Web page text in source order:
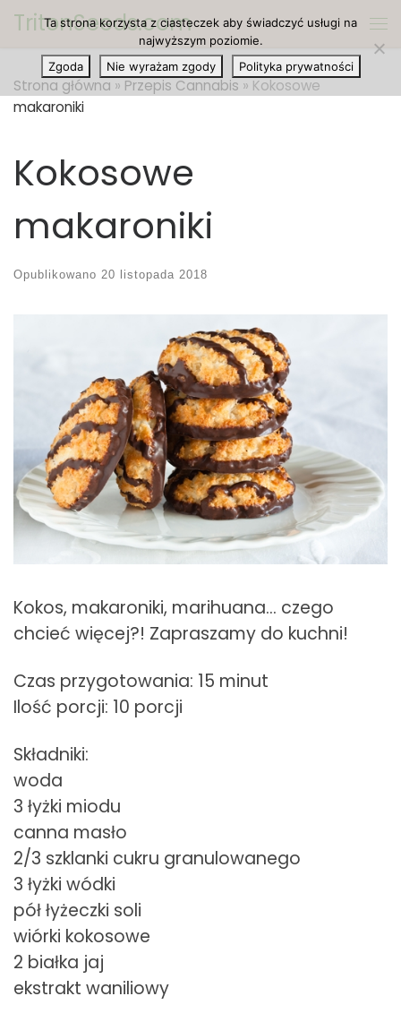
Przejdź do treści
TritonSeeds.com
Strona główna » Przepis Cannabis » Kokosowe
makaroniki
Kokosowe
makaroniki
Opublikowano 20 listopada 2018
Kokos, makaroniki, marihuana… czego
chcieć więcej?! Zapraszamy do kuchni!
Czas przygotowania: 15 minut
Ilość porcji: 10 porcji
Składniki:
woda
3 łyżki miodu
canna masło
2/3 szklanki cukru granulowanego
3 łyżki wódki
pół łyżeczki soli
wiórki kokosowe
2 białka jaj
ekstrakt waniliowy
Ta strona korzysta z ciasteczek aby świadczyć usługi na
najwyższym poziomie.
Zgoda
Nie wyrażam zgody Polityka prywatności